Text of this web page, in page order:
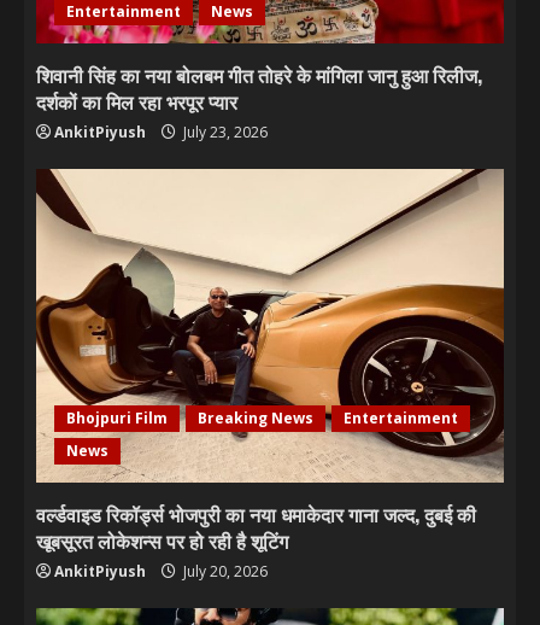
Entertainment News
शिवानी सिंह का नया बोलबम गीत तोहरे के मांगिला जानु हुआ रिलीज,
दर्शकों का मिल रहा भरपूर प्यार
AnkitPiyush July 23, 2026
Bhojpuri Film Breaking News
Entertainment
News
वर्ल्डवाइड रिकॉर्ड्स भोजपुरी का नया धमाकेदार गाना जल्द, दुबई की
खूबसूरत लोकेशन्स पर हो रही है शूटिंग
AnkitPiyush July 20, 2026